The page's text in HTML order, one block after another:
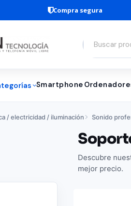
Compra segura
Smartphone
/ electricidad / iluminación Sonido
Descubre
mejor precio.